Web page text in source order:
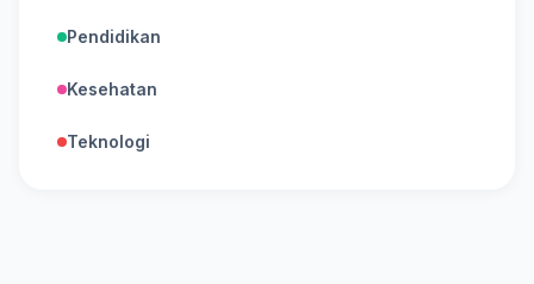
Pendidikan
Kesehatan
Teknologi